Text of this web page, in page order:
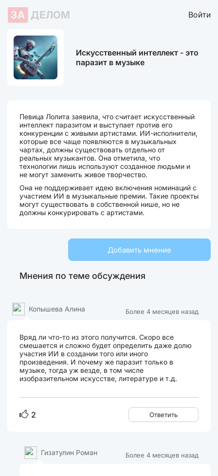
ЗА ДЕЛОМ Войти
Искусственный интеллект - это
паразит в музыке
Певица Лолита заявила, что считает искусственный
интеллект паразитом и выступает против его
конкуренции с живыми артистами. ИИ-исполнители,
которые все чаще появляются в музыкальных
чартах, должны существовать отдельно от
реальных музыкантов. Она отметила, что
технологии лишь используют созданное людьми и
не могут заменить живое творчество.
Она не поддерживает идею включения номинаций с
участием ИИ в музыкальные премии. Такие проекты
могут существовать в собственной нише, но не
должны конкурировать с артистами.
Добавить мнение
Мнения по теме обсуждения
Более 4 месяцев назад
Копышева Алина
Вряд ли что-то из этого получится. Скоро все
смешается и сложно будет определить даже долю
участия ИИ в создании того или иного
произведения. И почему же паразит только в
музыке, тогда уж везде, в том числе
изобразительном искусстве, литературе и т.д.
2 Ответить
Более 4 месяцев назад
Гизатулин Роман